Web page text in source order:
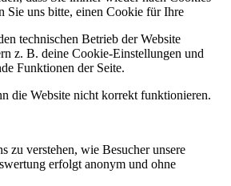
Sie uns bitte, einen Cookie für Ihre
technischen Betrieb der Website
z. B. deine Cookie-Einstellungen und
Funktionen der Seite.
die Website nicht korrekt funktionieren.
zu verstehen, wie Besucher unsere
erfolgt anonym und ohne